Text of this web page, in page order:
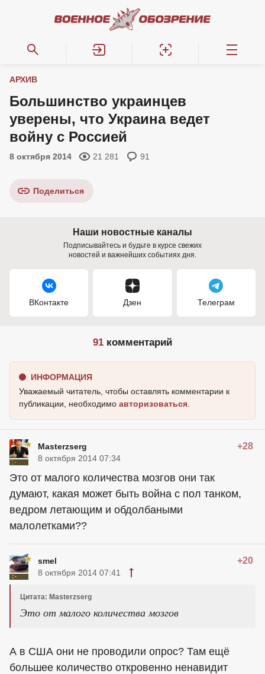
АРХИВ
Большинство украинцев
уверены, что Украина ведет
войну с Россией
8 октября 2014 21 281 91
Поделиться
Наши новостные каналы
Подписывайтесь и будьте в курсе свежих
новостей и важнейших событиях дня.
ВКонтакте Дзен Телеграм
91 комментарий
ИНФОРМАЦИЯ
Уважаемый читатель, чтобы оставлять комментарии к
публикации, необходимо авторизоваться
Masterzserg +28
8 октября 2014 07:34
Это от малого количества мозгов они так
думают, какая может быть война с пол танком,
ведром летающим и обдолбаными
малолетками??
smel +20
8 октября 2014 07:41
Цитата: Masterzserg
Это от малого количества мозгов
А в США они не проводили опрос? Там ещё
большее количество откровенно ненавидит